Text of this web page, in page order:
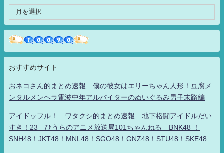
おすすめサイト
おネコさん的まとめ速報 僕の彼女はエリーちゃん人形！豆腐メ
ンタルメンヘラ電波中年アルバイターのぬいぐるみ男子末路編
アイドッフル！ ワタクシ的まとめ速報 地下格闘アイドルだい
すき！23 ひうらのアニメ放送局101ちゃんねる BNK48 ！
SNH48！JKT48！MNL48！SGO48！GNZ48！STU48！SKE48